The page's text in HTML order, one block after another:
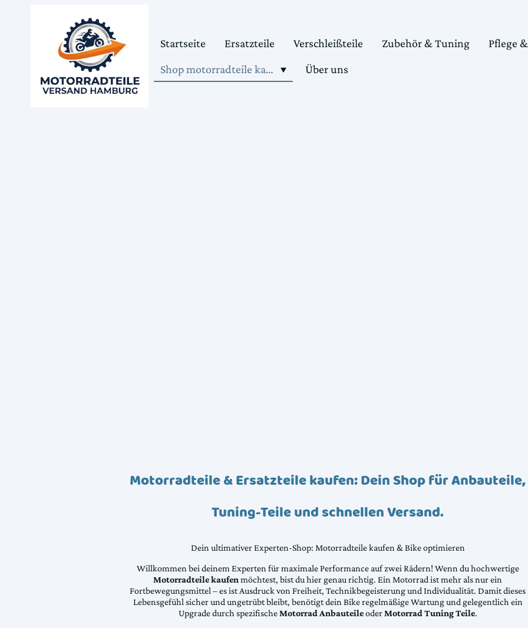
Startseite Ersatzteile Verschleißteile Zubehör & Tuning
Pflege
Shop motorradteile kaufen
Über uns
Motorradteile & Ersatzteile kaufen: Dein Shop für Anbauteile,
Tuning-Teile und schnellen Versand.
Dein ultimativer Experten-Shop: Motorradteile kaufen & Bike optimieren
Willkommen bei deinem Experten für maximale Performance auf zwei Rädern! Wenn du hochwertige
Motorradteile kaufenmöchtest, bist du hier genau richtig. Ein Motorrad ist mehr als nur ein
Fortbewegungsmittel – es ist Ausdruck von Freiheit, Technikbegeisterung und Individualität. Damit dieses
Lebensgefühl sicher und ungetrübt bleibt, benötigt dein Bike regelmäßige Wartung und gelegentlich ein
Upgrade durch spezifischeMotorrad AnbauteileoderMotorrad Tuning Teile.